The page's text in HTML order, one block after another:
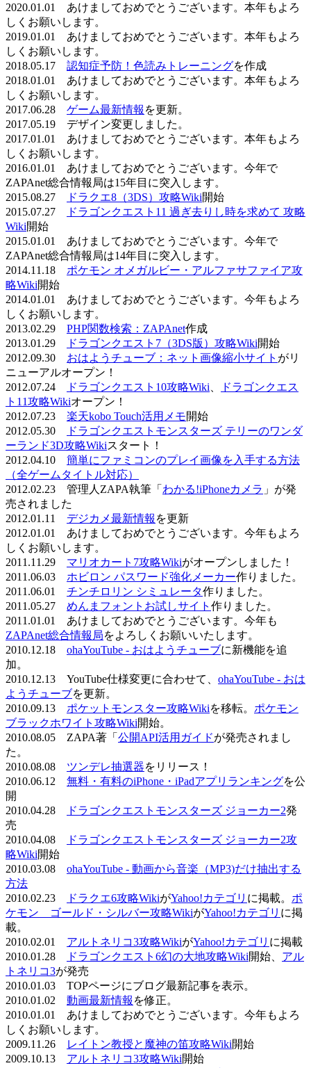
2020.01.01 あけましておめでとうございます。本年もよろ
しくお願いします。
2019.01.01 あけましておめでとうございます。本年もよろ
しくお願いします。
2018.05.17 認知症予防！色読みトレーニングを作成
2018.01.01 あけましておめでとうございます。本年もよろ
しくお願いします。
2017.06.28 ゲーム最新情報 を更新。
2017.05.19 デザイン変更しました。
2017.01.01 あけましておめでとうございます。本年もよろ
しくお願いします。
2016.01.01 あけましておめでとうございます。今年で
ZAPAnet総合情報局は15年目に突入します。
2015.08.27
ドラクエ8（3DS）攻略Wiki開始
2015.07.27
ドラゴンクエスト11 過ぎ去りし時を求めて 攻略
Wiki開始
2015.01.01 あけましておめでとうございます。今年で
ZAPAnet総合情報局は14年目に突入します。
2014.11.18 ポケモン オメガルビー・アルファサファイア攻
略Wiki開始
2014.01.01 あけましておめでとうございます。今年もよろ
しくお願いします。
2013.02.29 PHP関数検索：ZAPAnet作成
2013.01.29
ドラゴンクエスト7（3DS版）攻略Wiki開始
2012.09.30 おはようチューブ：ネット画像縮小サイト がリ
ニューアルオープン！
2012.07.24
ドラゴンクエスト10攻略Wiki
ドラゴンクエス
ト11攻略Wikiオープン！
2012.07.23 楽天kobo Touch活用メモ開始
2012.05.30
ドラゴンクエストモンスターズ テリーのワンダ
ーランド3D攻略Wikiスタート！
2012.04.10 簡単にファミコンのプレイ画像を入手する方法
（全ゲームタイトル対応）
2012.02.23 管理人ZAPA執筆「 わかる!iPhoneカメラ 」が発
売されました
2012.01.11 デジカメ最新情報 を更新
2012.01.01 あけましておめでとうございます。今年もよろ
しくお願いします。
2011.11.29 マリオカート7攻略Wikiがオープンしました！
2011.06.03 ホビロン パスワード強化メーカー作りました。
2011.06.01 チンチロリン シミュレータ作りました。
2011.05.27 めんまフォントお試しサイト 作りました。
2011.01.01 あけましておめでとうございます。今年も
ZAPAnet総合情報局をよろしくお願いいたします。
2010.12.18 ohaYouTube - おはようチューブに新機能を追
加。
2010.12.13 YouTube仕様変更に合わせて、 ohaYouTube - おは
ようチューブを更新。
2010.09.13 ポケットモンスター攻略Wikiを移転。 ポケモン
ブラックホワイト攻略Wiki開始。
2010.08.05 ZAPA著「 公開API活用ガイドが発売されまし
た。
2010.08.08 ツンデレ抽選器をリリース！
2010.06.12 無料・有料のiPhone・iPadアプリランキングを公
開
2010.04.28
ドラゴンクエストモンスターズ ジョーカー2発
売
2010.04.08
ドラゴンクエストモンスターズ ジョーカー2攻
略Wiki開始
2010.03.08 ohaYouTube - 動画から音楽（MP3)だけ抽出する
方法
2010.02.23
ドラクエ6攻略WikiがYahoo!カテゴリ に掲載。 ポ
ケモン ゴールド・シルバー攻略WikiがYahoo!カテゴリ に掲
載。
2010.02.01 アルトネリコ3攻略WikiがYahoo!カテゴリ に掲載
2010.01.28
ドラゴンクエスト6幻の大地攻略Wiki開始、 アル
トネリコ3が発売
2010.01.03 TOPページにブログ最新記事を表示。
2010.01.02 動画最新情報 を修正。
2010.01.01 あけましておめでとうございます。今年もよろ
しくお願いします。
2009.11.26
レイトン教授と魔神の笛攻略Wiki開始
2009.10.13 アルトネリコ3攻略Wiki開始